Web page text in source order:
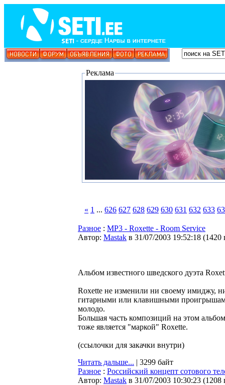
Реклама
« 1 ... 626 627 628 629 630 631 632 633
Разное : MP3 - Roxette - Room Service
Автор: Мastak в 31/07/2003 19:52:18 (1420
Альбом известного шведского дуэта
Roxette не изменили ни своему имиджу,
гитарными или клавишными
молодо.
Большая часть композиций на этом
тоже является "маркой" Roxette.
(ссылочки для закачки внутри)
Читать дальше... | 3299 байт
Разное : Российский концепт сотового
Автор: Мastak в 31/07/2003 10:30:23 (1208